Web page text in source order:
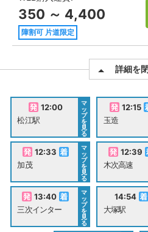
350 ～ 4,400
障割可 片道限定
詳細を
12:00
松江駅
マ
ッ
プ
を
見
る
12:15
玉造
12:33
加茂
マ
ッ
プ
を
見
る
12:39
木次高速
13:40
三次インター
マ
ッ
プ
を
見
る
14:54
大塚駅